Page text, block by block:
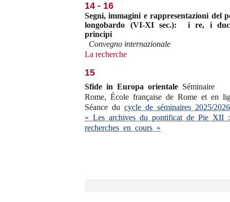
14 - 16
Segni, immagini e rappresentazioni del
longobardo (VI-XI sec.): i re, i
principi
Convegno internazionale
La recherche
15
Sfide in Europa orientale Séminaire
Rome, École française de Rome et en
Séance du cycle de séminaires 2025/2026
« Les archives du pontificat de Pie XII :
recherches en cours »